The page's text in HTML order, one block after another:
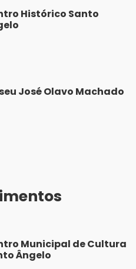
Histórico Santo
José Olavo Machado
Municipal de Cultura
Ângelo